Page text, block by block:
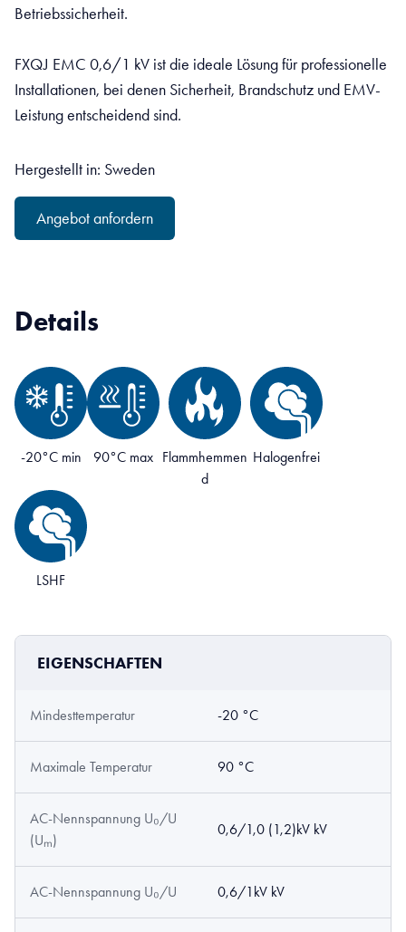
Betriebssicherheit.
FXQJ EMC 0,6/1 kV ist die ideale Lösung für professionelle
Installationen, bei denen Sicherheit, Brandschutz und EMV-
Leistung entscheidend sind.
Hergestellt in: Sweden
Angebot anfordern
Details
-20°C min 90°C max Flammhemmen
d
Halogenfrei
LSHF
EIGENSCHAFTEN
Mindesttemperatur -20 °C
Maximale Temperatur 90 °C
AC-Nennspannung U₀/U
(Uₘ)
0,6/1,0 (1,2)kV kV
AC-Nennspannung U₀/U 0,6/1kV kV